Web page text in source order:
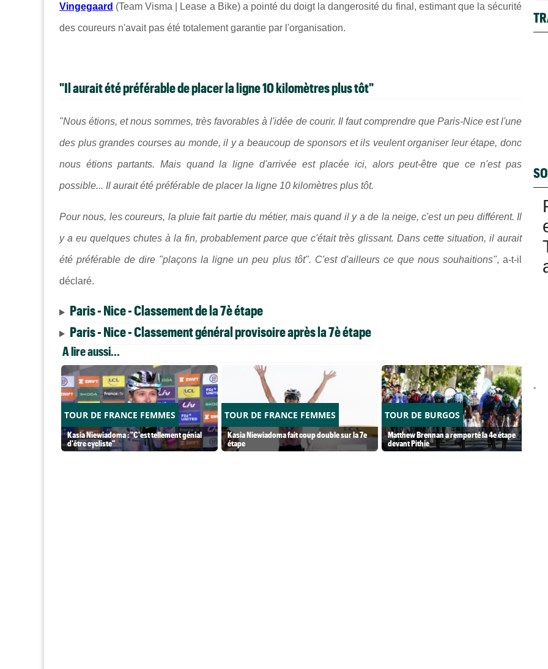
Vingegaard (Team Visma | Lease a Bike) a pointé du doigt la dangerosité du final, estimant que la sécurité
des coureurs n'avait pas été totalement garantie par l'organisation.
"Il aurait été préférable de placer la ligne 10 kilomètres plus tôt"
"Nous étions, et nous sommes, très favorables à l'idée de courir. Il faut comprendre que Paris-Nice est l'une
des plus grandes courses au monde, il y a beaucoup de sponsors et ils veulent organiser leur étape, donc
nous étions partants. Mais quand la ligne d'arrivée est placée ici, alors peut-être que ce n'est pas
possible... Il aurait été préférable de placer la ligne 10 kilomètres plus tôt.
Pour nous, les coureurs, la pluie fait partie du métier, mais quand il y a de la neige, c'est un peu différent. Il
y a eu quelques chutes à la fin, probablement parce que c'était très glissant. Dans cette situation, il aurait
été préférable de dire "plaçons la ligne un peu plus tôt". C'est d'ailleurs ce que nous souhaitions", a-t-il
déclaré.
Paris - Nice - Classement de la 7è étape
Paris - Nice - Classement général provisoire après la 7è étape
A lire aussi...
TOUR DE FRANCE FEMMES
Kasia Niewiadoma : "C'est tellement génial
d'être cycliste"
TOUR DE FRANCE FEMMES
Kasia Niewiadoma fait coup double sur la 7e
étape
TOUR DE BURGOS
Matthew Brennan a remporté la 4e étape
devant Pithie
-